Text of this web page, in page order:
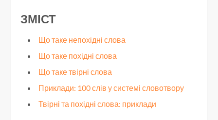
ЗМІСТ
Що таке непохідні слова
Що таке похідні слова
Що таке твірні слова
Приклади: 100 слів у системі словотвору
Твірні та похідні слова: приклади